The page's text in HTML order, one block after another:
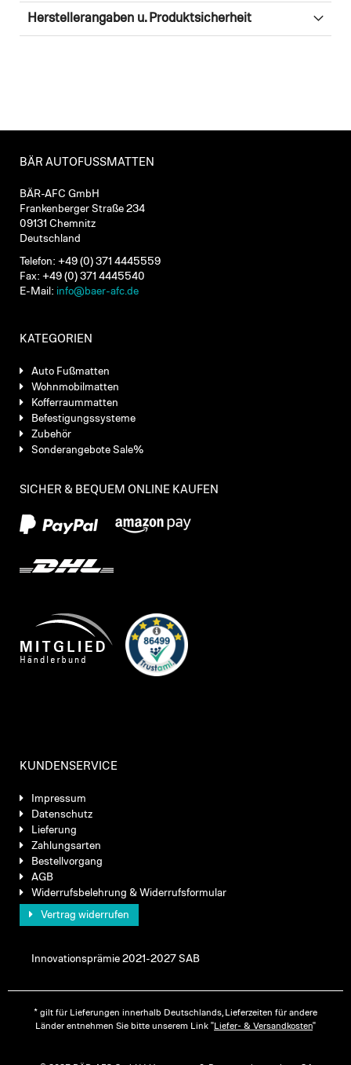
Herstellerangaben u. Produktsicherheit
BÄR AUTOFUSSMATTEN
BÄR-AFC GmbH
Frankenberger Straße 234
09131 Chemnitz
Deutschland
Telefon: +49 (0) 371 4445559
Fax: +49 (0) 371 4445540
E-Mail: info@baer-afc.de
KATEGORIEN
Auto Fußmatten
Wohnmobilmatten
Kofferraummatten
Befestigungssysteme
Zubehör
Sonderangebote Sale%
SICHER & BEQUEM ONLINE KAUFEN
KUNDENSERVICE
Impressum
Datenschutz
Lieferung
Zahlungsarten
Bestellvorgang
AGB
Widerrufsbelehrung & Widerrufsformular
Vertrag widerrufen
Innovationsprämie 2021-2027 SAB
* gilt für Lieferungen innerhalb Deutschlands, Lieferzeiten für andere
Länder entnehmen Sie bitte unserem Link "Liefer- & Versandkosten"